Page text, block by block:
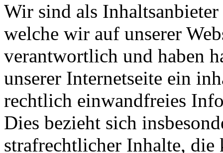
Wir sind als
welche wir auf unserer
verantwortlich und haben
unserer Internetseite ein
rechtlich einwandfreies
Dies bezieht sich
strafrechtlicher Inhalte, die